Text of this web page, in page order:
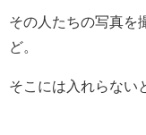
その人たちの写真を
ど。
そこには入れらない